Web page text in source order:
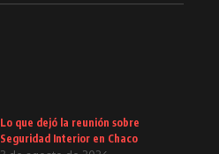
Lo que dejó la reunión sobre
Seguridad Interior en Chaco